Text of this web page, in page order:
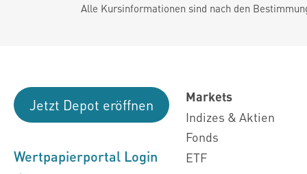
Alle Kursinformationen sind nach den
Jetzt Depot eröffnen
Wertpapierportal Login
Markets
Indizes & Aktien
Fonds
ETF